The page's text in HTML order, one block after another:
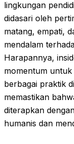
lingkungan
didasari oleh
matang, empati,
mendalam
Harapannya,
momentum
berbagai praktik
memastikan
diterapkan
humanis dan